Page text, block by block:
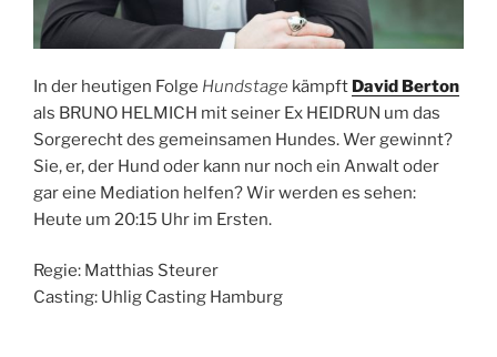
In der heutigen Folge Hundstage kämpft David Berton
als BRUNO HELMICH mit seiner Ex HEIDRUN um das
Sorgerecht des gemeinsamen Hundes. Wer gewinnt?
Sie, er, der Hund oder kann nur noch ein Anwalt oder
gar eine Mediation helfen? Wir werden es sehen:
Heute um 20:15 Uhr im Ersten.
Regie: Matthias Steurer
Casting: Uhlig Casting Hamburg